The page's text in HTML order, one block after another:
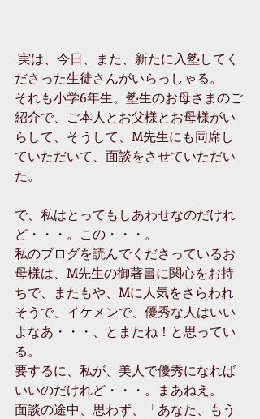
ださった生徒さんがいらっしゃる。
それも小学6年生。塾生のお母さまのご
紹介で、ご本人とお父様とお母様がい
らして、そうして、M先生にも同席し
ていただいて、面談をさせていただい
た。
で、私はとってもしあわせなのだけれ
ど・・・。この・・・。
私のブログを読んでくださっているお
母様は、M先生の御著書に関心をお持
ちで、またもや、Mに人気をさらわれ
そうで、イケメンで、優秀な人はいい
よなあ・・・、とまたね！と思ってい
る。
要するに、私が、美人で優秀になれば
いいのだけれど・・・。まあねえ。
面談の途中、思わず、「あなた、もう